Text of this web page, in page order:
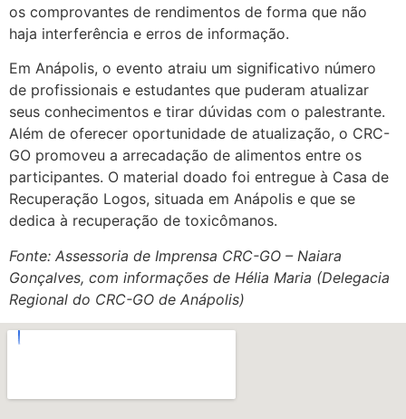
os comprovantes de rendimentos de forma que não
haja interferência e erros de informação.
Em Anápolis, o evento atraiu um significativo número
de profissionais e estudantes que puderam atualizar
seus conhecimentos e tirar dúvidas com o palestrante.
Além de oferecer oportunidade de atualização, o CRC-
GO promoveu a arrecadação de alimentos entre os
participantes. O material doado foi entregue à Casa de
Recuperação Logos, situada em Anápolis e que se
dedica à recuperação de toxicômanos.
Fonte: Assessoria de Imprensa CRC-GO – Naiara
Gonçalves, com informações de Hélia Maria (Delegacia
Regional do CRC-GO de Anápolis)